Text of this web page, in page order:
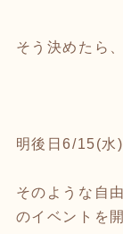
そう決めたら
明後日6/15(水
そのような自
のイベントを